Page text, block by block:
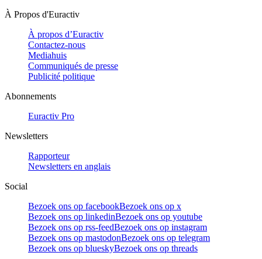
À Propos d'Euractiv
À propos d’Euractiv
Contactez-nous
Mediahuis
Communiqués de presse
Publicité politique
Abonnements
Euractiv Pro
Newsletters
Rapporteur
Newsletters en anglais
Social
Bezoek ons op facebookBezoek ons op x
Bezoek ons op linkedinBezoek ons op youtube
Bezoek ons op rss-feedBezoek ons op instagram
Bezoek ons op mastodonBezoek ons op telegram
Bezoek ons op blueskyBezoek ons op threads